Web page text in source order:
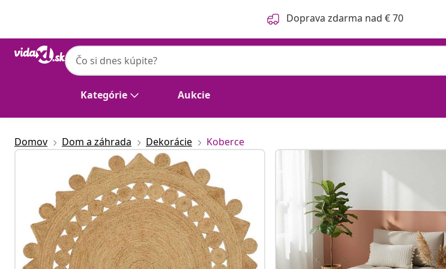
Doprava zdarma nad € 70
Kategórie Aukcie
vidaXL
Domov Dom a záhrada Dekorácie Koberce